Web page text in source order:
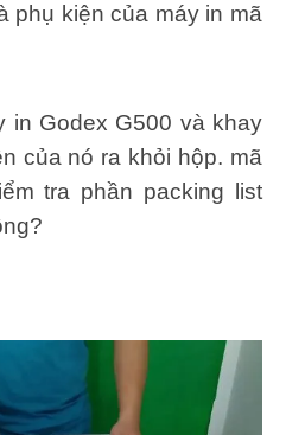
phụ kiện của máy in mã
in Godex G500 và khay
của nó ra khỏi hộp. mã
tra phần packing list